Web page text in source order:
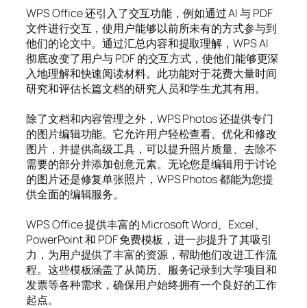
WPS Office 还引入了交互功能，例如通过 AI 与 PDF
文件进行交互，使用户能够以前所未有的方式参与到
他们的论文中。通过汇总内容和提取理解，WPS AI
彻底改变了用户与 PDF 的交互方式，使他们能够更深
入地理解和快速阅读材料。此功能对于花费大量时间
研究和评估长篇文档的研究人员和学生尤其有用。
除了文档和内容管理之外，WPS Photos 还提供专门
的图片编辑功能。它允许用户轻松查看、优化和修改
图片，并提供高级工具，可以提升照片质量、去除不
需要的部分并添加创意元素。无论您是编辑用于讨论
的图片还是修复单张照片，WPS Photos 都能为您提
供全面的编辑服务。
WPS Office 提供丰富的 Microsoft Word、Excel、
PowerPoint 和 PDF 免费模板，进一步提升了其吸引
力，为用户提供了丰富的资源，帮助他们改进工作流
程。这些模板涵盖了从简历、服务记录到大学项目和
发票等各种需求，确保用户始终拥有一个良好的工作
起点。